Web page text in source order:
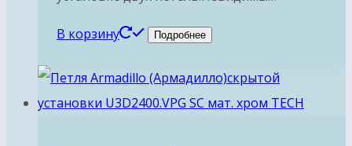
В корзину Подробнее